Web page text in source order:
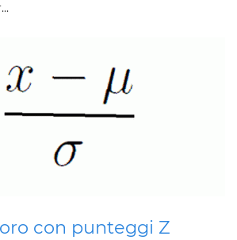
con punteggi Z